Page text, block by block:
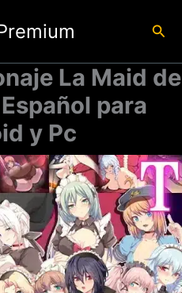
La Maid de
para
y Pc